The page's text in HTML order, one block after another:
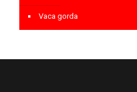
Vaca gorda